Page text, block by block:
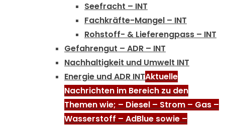
Seefracht – INT
Fachkräfte-Mangel – INT
Rohstoff- & Lieferengpass – INT
Gefahrengut – ADR – INT
Nachhaltigkeit und Umwelt INT
Energie und ADR INTAktuelle
Nachrichten im Bereich zu den
Themen wie; – Diesel – Strom – Gas –
Wasserstoff – AdBlue sowie –